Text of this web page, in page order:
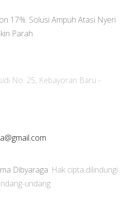
17%: Solusi Ampuh Atasi Nyeri
Parah
No. 25, Kebayoran Baru -
Dibyaraga. Hak cipta dilindungi
undang